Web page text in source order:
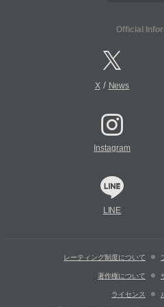
Official
X/ News
Instagram
LINE
レーティング制度について
著作権について
ライセンス